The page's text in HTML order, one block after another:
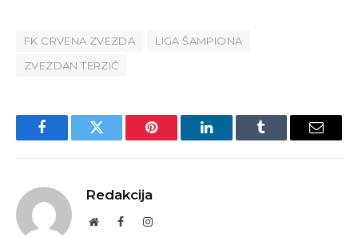
FK CRVENA ZVEZDA
LIGA ŠAMPIONA
ZVEZDAN TERZIĆ
FacebookTwitter Pinterest LinkedInTumblr Email
Redakcija
WebsiteFacebookInstagram